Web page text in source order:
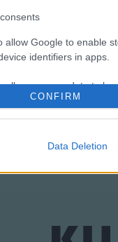
allow Google to enable
identifiers in apps.
allow my user data to be
identifiers in apps.
CONFIRM
Data Deletion